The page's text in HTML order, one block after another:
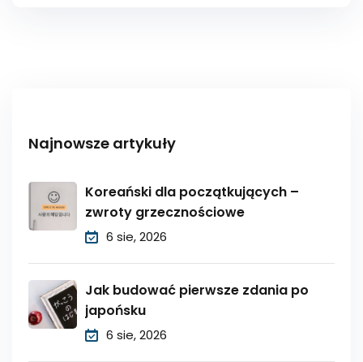
Najnowsze artykuły
Koreański dla początkujących –
zwroty grzecznościowe
6 sie, 2026
Jak budować pierwsze zdania po
japońsku
6 sie, 2026